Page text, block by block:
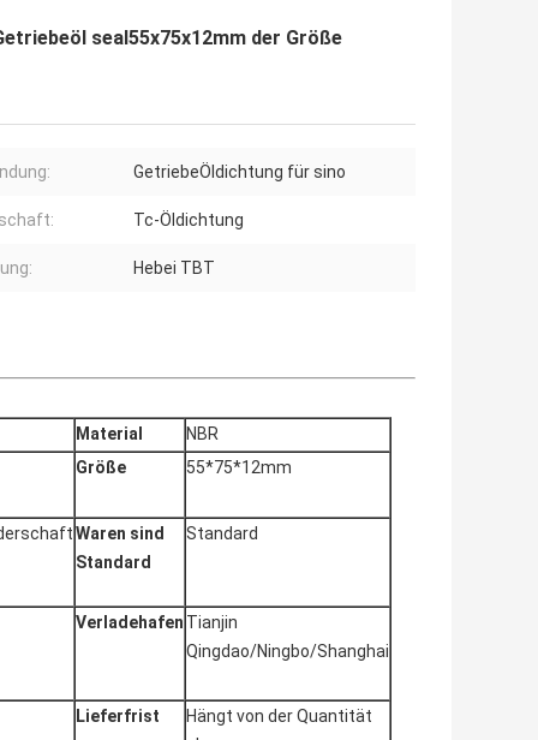
seal55x75x12mm der Größe
GetriebeÖldichtung für sino
Tc-Öldichtung
Hebei TBT
Material
NBR
Größe
55*75*12mm
Waren sind
Standard
Standard
Verladehafen Tianjin
Qingdao/Ningbo/Shanghai
Lieferfrist
Hängt von der Quantität